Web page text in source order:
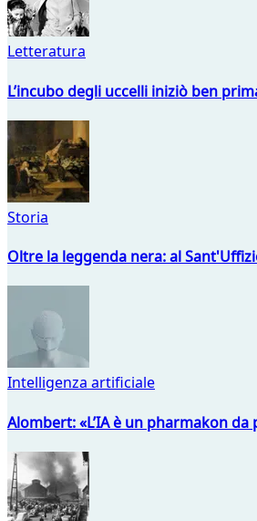
Letteratura
L’incubo degli uccelli iniziò ben
Storia
Oltre la leggenda nera: al
Intelligenza artificiale
Alombert: «L’IA è un pharmakon